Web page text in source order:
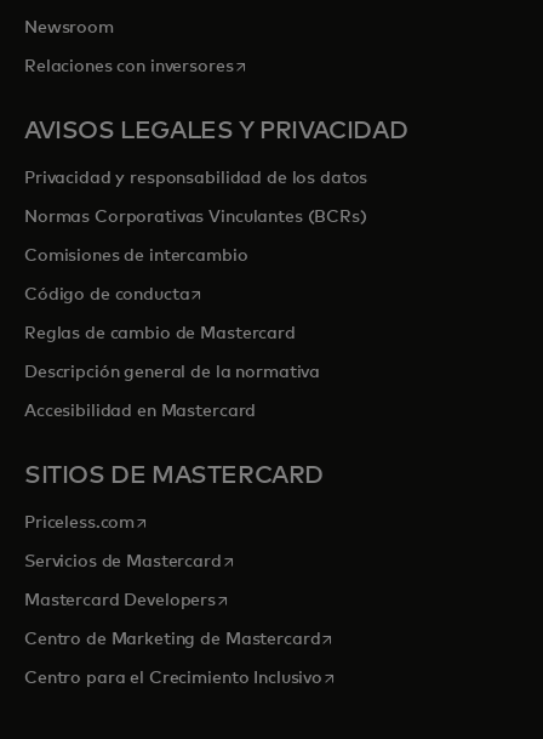
Newsroom
Relaciones con inversoresse abre en una pestaña nueva
AVISOS LEGALES Y PRIVACIDAD
Privacidad y responsabilidad de los datos
Normas Corporativas Vinculantes (BCRs)
Comisiones de intercambio
Código de conductase abre en una pestaña nueva
Reglas de cambio de Mastercard
Descripción general de la normativa
Accesibilidad en Mastercard
SITIOS DE MASTERCARD
Priceless.com se abre en una pestaña nueva
Servicios de Mastercardse abre en una pestaña nueva
Mastercard Developersse abre en una pestaña nueva
Centro de Marketing de Mastercardse abre en una pestaña
Centro para el Crecimiento Inclusivose abre en una pestaña